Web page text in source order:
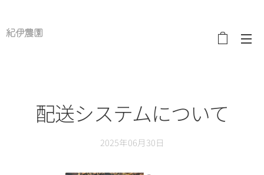
紀伊農園
配送システムについて
2025年06月30日